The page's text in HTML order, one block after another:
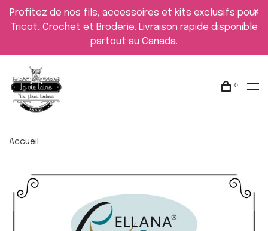
Profitez de nos fils, accessoires et kits exclusifs pour
Tricot, Crochet et Broderie. Livraison rapide disponible
partout au Canada.
0
Accueil